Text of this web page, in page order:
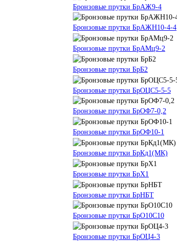
Бронзовые прутки БрАЖ9-4
Бронзовые прутки БрАЖН10-4-4
Бронзовые прутки БрАМц9-2
Бронзовые прутки БрБ2
Бронзовые прутки БрОЦС5-5-5
Бронзовые прутки БрОФ7-0,2
Бронзовые прутки БрОФ10-1
Бронзовые прутки БрКд1(МК)
Бронзовые прутки БрХ1
Бронзовые прутки БрНБТ
Бронзовые прутки БрО10С10
Бронзовые прутки БрОЦ4-3